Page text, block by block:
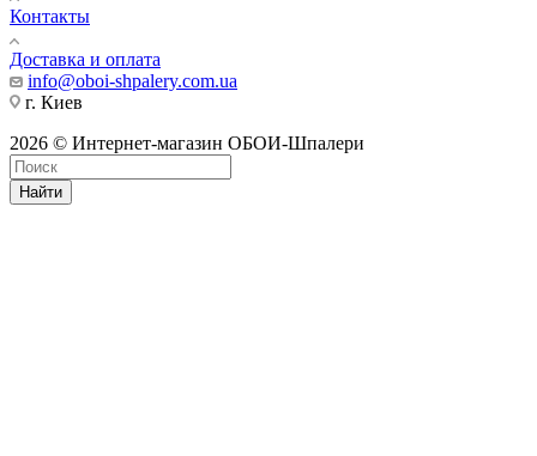
Контакты
Доставка и оплата
info@oboi-shpalery.com.ua
г. Киев
2026 © Интернет-магазин ОБОИ-Шпалери
Найти